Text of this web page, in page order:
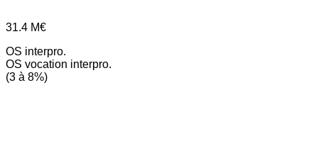
31.4 M€
OS interpro.
OS vocation interpro.
(3 à 8%)